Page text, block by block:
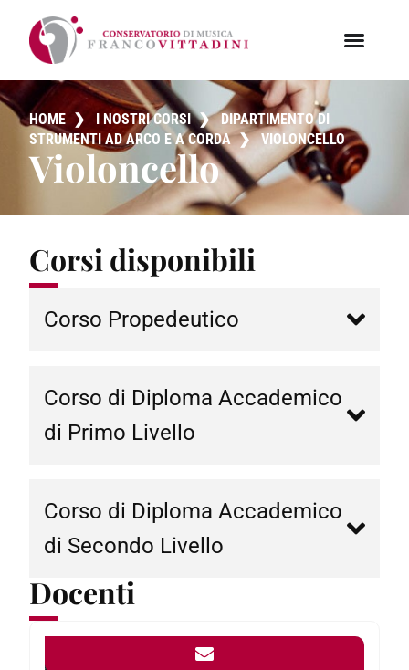
HOME ❯ I NOSTRI CORSI❯DIPARTIMENTO DI
STRUMENTI AD ARCO E A CORDA❯VIOLONCELLO
Violoncello
Corsi disponibili
Corso Propedeutico
Corso di Diploma Accademico
di Primo Livello
Corso di Diploma Accademico
di Secondo Livello
Docenti